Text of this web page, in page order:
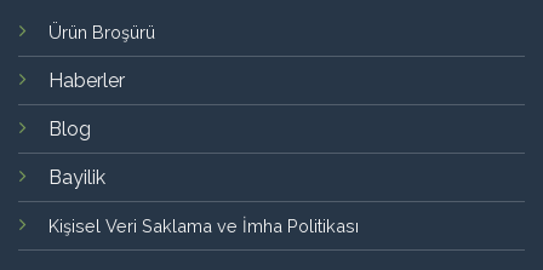
Ürün Broşürü
Haberler
Blog
Bayilik
Kişisel Veri Saklama ve İmha Politikası